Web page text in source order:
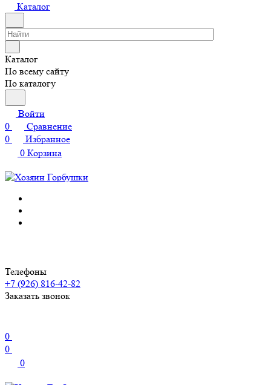
Каталог
Каталог
По всему сайту
По каталогу
Войти
0
Сравнение
0
Избранное
0 Корзина
Телефоны
+7 (926) 816-42-82
Заказать звонок
0
0
0